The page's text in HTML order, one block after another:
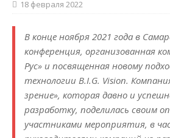
18 февраля 2022
В конце ноября 2021 года в
конференция, организованная
Рус» и посвященная новому
технологии B.I.G. Vision.
зрение», которая давно и
разработку, поделилась своим
участниками мероприятия, в